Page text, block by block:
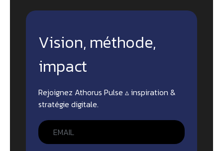
Vision, méthode,
impact
Rejoignez Athorus Pulse ▵ inspiration &
stratégie digitale.